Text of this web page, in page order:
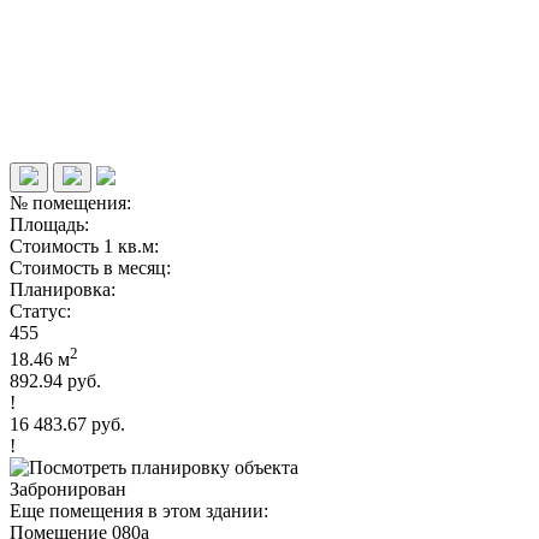
№ помещения:
Площадь:
Стоимость 1 кв.м:
Стоимость в месяц:
Планировка:
Статус:
455
18.46 м2
892.94 руб.
!
16 483.67 руб.
!
Забронирован
Еще помещения в этом здании:
Помещение 080а